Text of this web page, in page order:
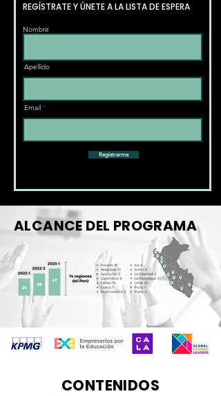
REGÍSTRATE Y ÚNETE A LA LISTA DE ESPERA
Nombre
Apellido
Email
Registrarme
ALCANCE DEL PROGRAMA
CONTENIDOS